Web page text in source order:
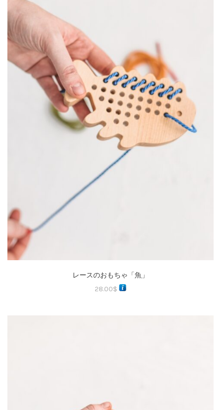
レースのおもちゃ「魚」
28.00$